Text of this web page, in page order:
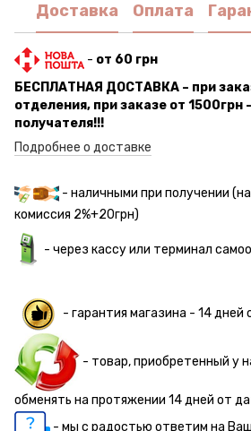
Доставка Оплата
- от 60 грн
БЕСПЛАТНАЯ ДОСТАВКА – при
отделения, при заказе от 1500грн
получателя!!!
Подробнее о доставке
- наличными при получении
комиссия 2%+20грн)
- через кассу или терминал
- гарантия магазина - 14 дней
- товар, приобретенный у
обменять на протяжении 14 дней от
- мы с радостью ответим на